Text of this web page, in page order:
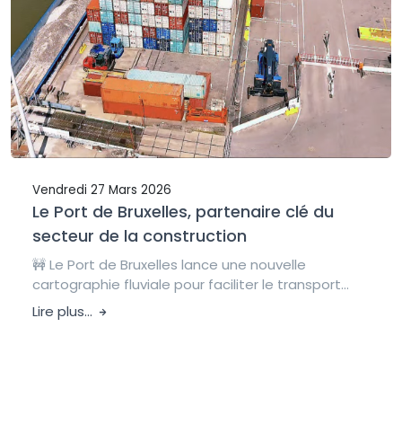
Vendredi 27 Mars 2026
Le Port de Bruxelles, partenaire clé du
secteur de la construction
🚧 Le Port de Bruxelles lance une nouvelle
cartographie fluviale pour faciliter le transport...
Lire plus...